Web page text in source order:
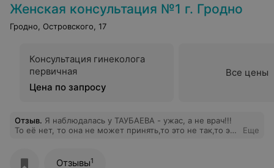
Женская консультация №1 г. Гродно
Гродно, Островского, 17
Консультация гинеколога
первичная
Цена по запросу
Все цены
Отзыв. Я наблюдалась у ТАУБАЕВА - ужас, а не врач!!!
То её нет, то она не может принять,то это не так,то это
Еще
Отзывы1